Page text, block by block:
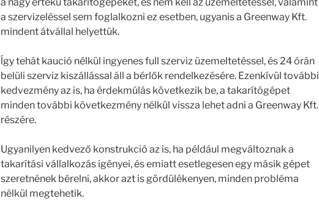
a szervizeléssel sem foglalkozni ez esetben, ugyanis a Greenway Kft.
mindent átvállal helyettük.
ĺgy tehát kaució nélkül ingyenes full szerviz üzemeltetéssel, és 24 órán
belüli szerviz kiszállással áll a bérlők rendelkezésére. Ezenkívül további
kedvezmény az is, ha érdekmúlás következik be, a takarítógépet
minden további következmény nélkül vissza lehet adni a Greenway Kft.
részére.
Ugyanilyen kedvező konstrukció az is, ha például megváltoznak a
takarítási vállalkozás igényei, és emiatt esetlegesen egy másik gépet
szeretnének bérelni, akkor azt is gördülékenyen, minden probléma
nélkül megtehetik.